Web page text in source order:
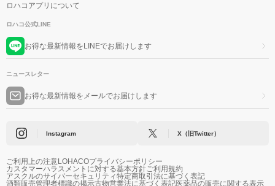
ロハコアプリについて
ロハコ公式LINE
お得な最新情報をLINEでお届けします
ニュースレター
お得な最新情報をメールでお届けします
Instagram X（旧Twitter）
ご利用上の注意LOHACOプライバシーポリシー
カスタマーハラスメントに対する基本方針ご利用規約
アスクルのサイバーセキュリティ特定商取引法に基づく表記
酒類販売管理者標識の掲示古物営業法に基づく表記医薬品の販売に関する表示